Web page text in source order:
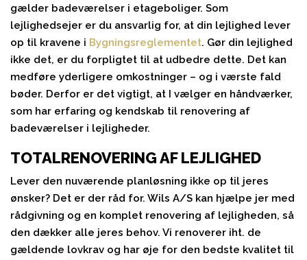
gælder badeværelser i etageboliger. Som
lejlighedsejer er du ansvarlig for, at din lejlighed lever
op til kravene i Bygningsreglementet. Gør din lejlighed
ikke det, er du forpligtet til at udbedre dette. Det kan
medføre yderligere omkostninger – og i værste fald
bøder. Derfor er det vigtigt, at I vælger en håndværker,
som har erfaring og kendskab til renovering af
badeværelser i lejligheder.
TOTALRENOVERING AF LEJLIGHED
Lever den nuværende planløsning ikke op til jeres
ønsker? Det er der råd for. Wils A/S kan hjælpe jer med
rådgivning og en komplet renovering af lejligheden, så
den dækker alle jeres behov. Vi renoverer iht. de
gældende lovkrav og har øje for den bedste kvalitet til